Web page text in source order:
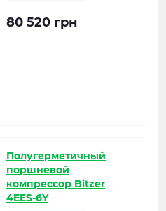
80 520 грн
Полугерметичный
поршневой
компрессор Bitzer
4EES-6Y